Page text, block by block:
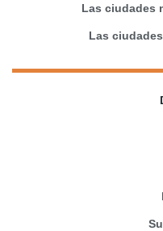
Las ciudades
Las